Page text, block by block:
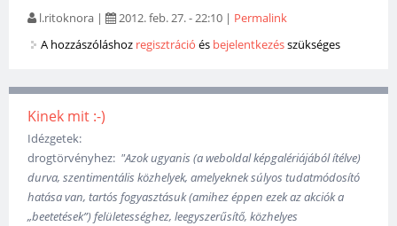
l.ritoknora | 2012. feb. 27. - 22:10 | Permalink
A hozzászóláshoz regisztráció és bejelentkezésszükséges
Kinek mit :-)
Idézgetek:
drogtörvényhez: "Azok ugyanis (a weboldal képgalériájából ítélve)
durva, szentimentális közhelyek, amelyeknek súlyos tudatmódosító
hatása van, tartós fogyasztásuk (amihez éppen ezek az akciók a
„beetetések”) felületességhez, leegyszerűsítő, közhelyes